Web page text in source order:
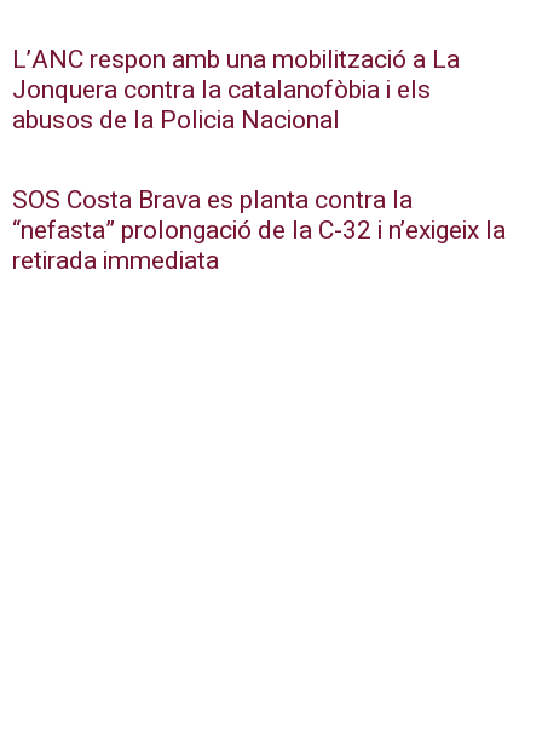
L’ANC respon amb una mobilització a La
Jonquera contra la catalanofòbia i els
abusos de la Policia Nacional
SOS Costa Brava es planta contra la
“nefasta” prolongació de la C-32 i n’exigeix la
retirada immediata